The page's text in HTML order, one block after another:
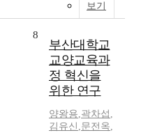
보기
8
부산대학교
교양교육과
정 혁신을
위한 연구
양왕용,곽차섭 ,
김유신 ,문전옥,